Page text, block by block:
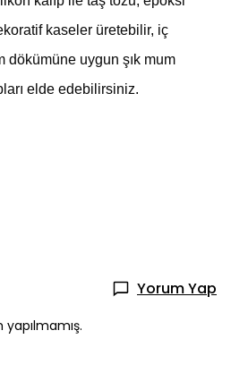
kaseler üretebilir, iç
dökümüne uygun şık mum
elde edebilirsiniz.
Yorum Yap